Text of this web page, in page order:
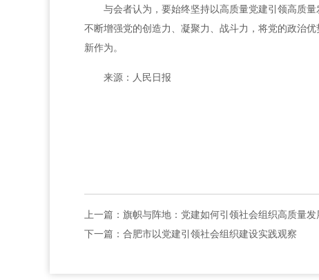
与会者认为，要始终坚持以高质量党建引领高质
不断增强党的创造力、凝聚力、战斗力，将党的政治
新作为。
来源：人民日报
上一篇： 旗帜与阵地：党建如何引领社会组织高质量发
下一篇： 合肥市以党建引领社会组织建设实践观察